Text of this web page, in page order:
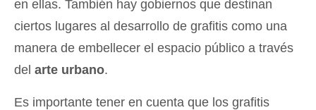
en ellas. También hay gobiernos que destinan
ciertos lugares al desarrollo de grafitis como una
manera de embellecer el espacio público a través
del arte urbano.
Es importante tener en cuenta que los grafitis